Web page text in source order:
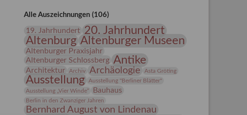
Alle Auszeichnungen (106)
19. Jahrhundert 20. Jahrhundert
Altenburg Altenburger Museen
Altenburger Praxisjahr
Altenburger Schlossberg Antike
Architektur Archiv Archäologie Asta Gröting
Ausstellung
Ausstellung "Berliner Blätter"
Ausstellung „Vier Winde“
Bauhaus
Berlin in den Zwanziger Jahren
Bernhard August von Lindenau